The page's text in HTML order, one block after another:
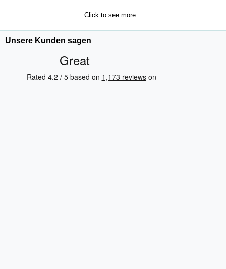
Click to see more...
Unsere Kunden sagen